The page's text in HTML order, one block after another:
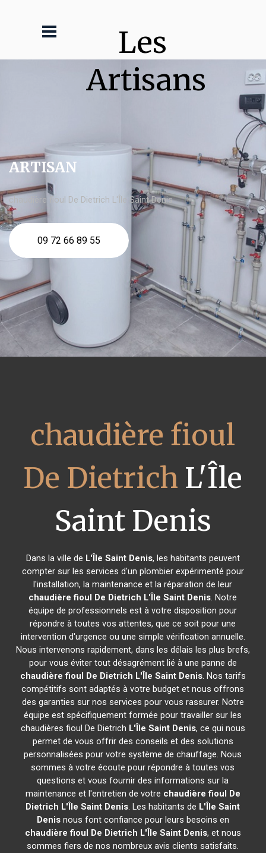
Les
Artisans
ARTISAN
chaudière fioul De Dietrich L'Île Saint Denis
09 72 66 89 55
chaudière fioul
De Dietrich L'Île
Saint Denis
Dans la ville de L'Île Saint Denis, les habitants peuvent
compter sur les services d'un plombier expérimenté pour
l'installation, la maintenance et la réparation de leur
chaudière fioul De Dietrich L'Île Saint Denis. Notre
équipe de professionnels est à votre disposition pour
répondre à toutes vos attentes, que ce soit pour une
intervention d'urgence ou une simple vérification annuelle.
Nous intervenons rapidement, dans les délais les plus brefs,
pour vous éviter tout désagrément lié à une panne de
chaudière fioul De Dietrich L'Île Saint Denis. Nos tarifs
compétitifs sont adaptés à votre budget et nous offrons
des garanties sur nos services pour vous rassurer. Notre
équipe est spécifiquement formée pour travailler sur les
chaudières fioul De Dietrich L'Île Saint Denis, ce qui nous
permet de vous offrir des conseils et des solutions
personnalisées pour votre système de chauffage. Nous
sommes à votre écoute pour répondre à toutes vos
questions et vous fournir des informations sur la
maintenance et l'entretien de votre chaudière fioul De
Dietrich L'Île Saint Denis. Les habitants de L'Île Saint
Denisnous font confiance pour leurs besoins en
chaudière fioul De Dietrich L'Île Saint Denis, et nous
sommes fiers de nos nombreux avis clients satisfaits.